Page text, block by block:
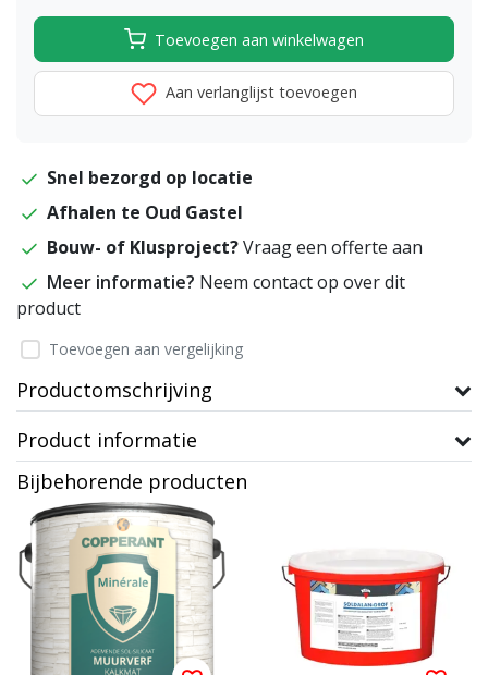
Toevoegen aan winkelwagen
Aan verlanglijst toevoegen
Snel bezorgd op locatie
Afhalen te Oud Gastel
Bouw- of Klusproject?Vraag een offerte aan
Meer informatie? Neem contact op over dit
product
Toevoegen aan vergelijking
Productomschrijving
Product informatie
Bijbehorende producten